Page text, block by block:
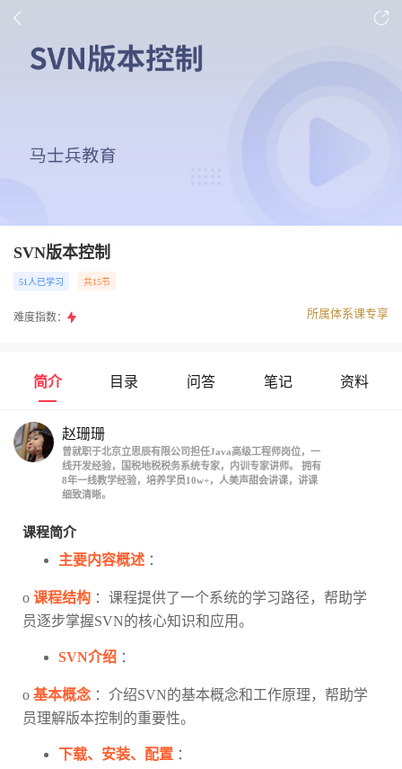
SVN版本控制
51人已学习 共15节
难度指数： 所属体系课专享
简介 目录 问答 笔记 资料
赵珊珊
曾就职于北京立思辰有限公司担任Java高级工程师岗位，一
线开发经验，国税地税税务系统专家，内训专家讲师。 拥有
8年一线教学经验，培养学员10w+，人美声甜会讲课，讲课
细致清晰。
课程简介
主要内容概述 ：
o 课程结构 ：课程提供了一个系统的学习路径，帮助学
员逐步掌握SVN的核心知识和应用。
SVN介绍 ：
o 基本概念 ：介绍SVN的基本概念和工作原理，帮助学
员理解版本控制的重要性。
下载、安装、配置 ：